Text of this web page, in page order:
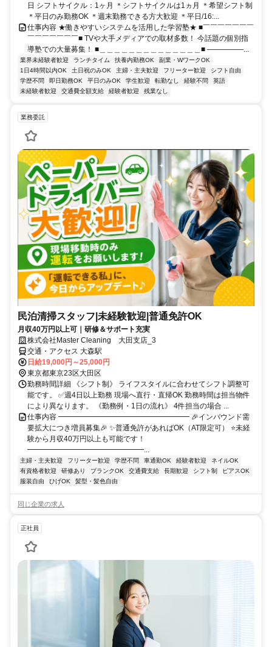
日 シフトサイクル：1ヶ月 ＊シフトサイクルは1ヵ月 ＊希望シフト制
＊平日のみ勤務OK ＊週末勤務できる方大歓迎 ＊平日/16:...
仕事内容 ★働きやすいシステムを活用した学習塾★ ■￣￣￣￣￣￣￣
￣￣￣￣￣￣￣■ TVや大手メディアでの取材多数！ 今話題の個別指
導塾での大量募集！ ■＿＿＿＿＿＿＿＿＿＿＿＿＿＿■ ―――――...
業界未経験者歓迎 ランチタイム 扶養内勤務OK
副業・WワークOK
1日4時間以内OK
土日祝のみOK 主婦・主夫歓迎 フリーター歓迎
シフト自由
学歴不問
即日勤務OK 平日のみOK 学生歓迎 転勤なし 経験不問
英語
未経験者歓迎
交通費全額支給 経験者歓迎 残業なし
業務委託
民泊清掃スタッフ|未経験歓迎|普通免許OK
月収40万円以上可｜研修＆サポート充実
株式会社Master Cleaning 大田支店_3
交通・アクセス 大森駅
日給19,000円～25,000円
東京都東京23区大田区
勤務時間詳細 《シフト制》 ライフスタイルに合わせてシフト調整可
能です。 ✅週4日以上勤務 現場へ直行・直帰OK 勤務時間は担当物件
により異なります。 《勤務例・1日の流れ》 4件担当の場合 ...
仕事内容 ━━━━━━━━━━━━━━━━━━ 🎉インバウンド需
要拡大につき増員募集🎉 ✨普通免許があればOK（AT限定可） ⭐未経
験から月収40万円以上も可能です！
━━━━━━━━━━━━━━━━...
主婦・主夫歓迎 フリーター歓迎 学歴不問 車通勤OK 経験者歓迎
ネイルOK
有資格者歓迎
研修あり ブランクOK 交通費支給 長期歓迎 シフト制
ピアスOK
服装自由
ひげOK 髪型・髪色自由
同じ企業の求人
正社員